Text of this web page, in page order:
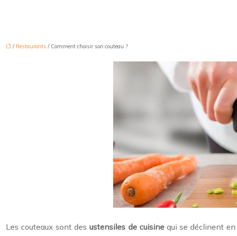
/ Restaurants / Comment choisir son couteau ?
Les couteaux sont desustensiles de cuisinequi se déclinent en